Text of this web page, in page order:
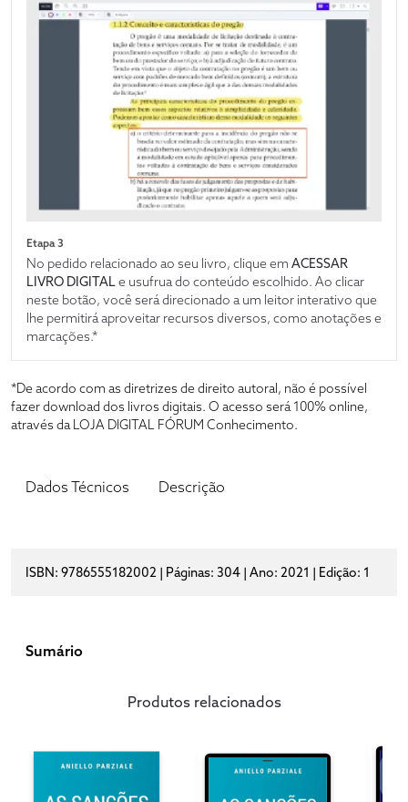
Etapa 3
No pedido relacionado ao seu livro, clique em ACESSAR
LIVRO DIGITALe usufrua do conteúdo escolhido. Ao clicar
neste botão, você será direcionado a um leitor interativo que
lhe permitirá aproveitar recursos diversos, como anotações e
marcações.*
*De acordo com as diretrizes de direito autoral, não é possível
fazer download dos livros digitais. O acesso será 100% online,
através da LOJA DIGITAL FÓRUM Conhecimento.
Dados Técnicos Descrição
ISBN: 9786555182002 | Páginas: 304 | Ano: 2021 | Edição: 1
Sumário
Produtos relacionados